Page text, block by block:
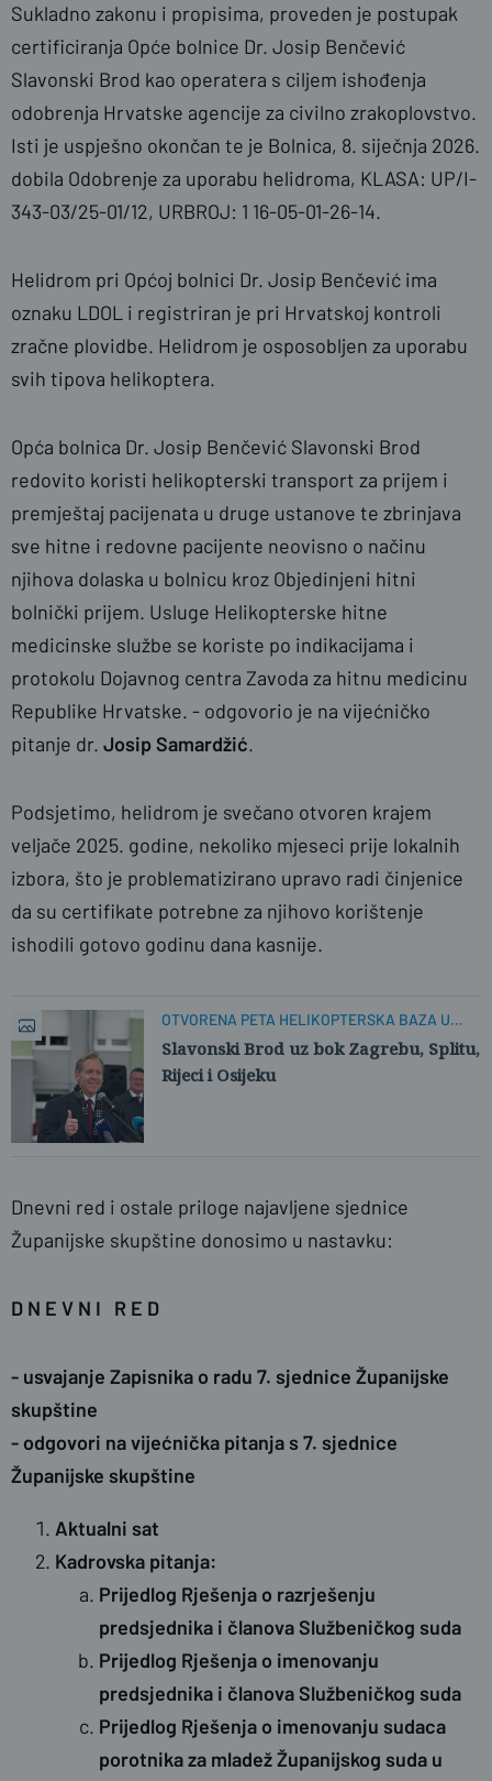
Sukladno zakonu i propisima, proveden je postupak
certificiranja Opće bolnice Dr. Josip Benčević
Slavonski Brod kao operatera s ciljem ishođenja
odobrenja Hrvatske agencije za civilno zrakoplovstvo.
Isti je uspješno okončan te je Bolnica, 8. siječnja 2026.
dobila Odobrenje za uporabu helidroma, KLASA: UP/I-
343-03/25-01/12, URBROJ: 1 16-05-01-26-14.
Helidrom pri Općoj bolnici Dr. Josip Benčević ima
oznaku LDOL i registriran je pri Hrvatskoj kontroli
zračne plovidbe. Helidrom je osposobljen za uporabu
svih tipova helikoptera.
Opća bolnica Dr. Josip Benčević Slavonski Brod
redovito koristi helikopterski transport za prijem i
premještaj pacijenata u druge ustanove te zbrinjava
sve hitne i redovne pacijente neovisno o načinu
njihova dolaska u bolnicu kroz Objedinjeni hitni
bolnički prijem. Usluge Helikopterske hitne
medicinske službe se koriste po indikacijama i
protokolu Dojavnog centra Zavoda za hitnu medicinu
Republike Hrvatske. - odgovorio je na vijećničko
pitanje dr. Josip Samardžić.
Podsjetimo, helidrom je svečano otvoren krajem
veljače 2025. godine, nekoliko mjeseci prije lokalnih
izbora, što je problematizirano upravo radi činjenice
da su certifikate potrebne za njihovo korištenje
ishodili gotovo godinu dana kasnije.
OTVORENA PETA HELIKOPTERSKA BAZA U
HRVATSKOJ
Slavonski Brod uz bok Zagrebu, Splitu,
Rijeci i Osijeku
Dnevni red i ostale priloge najavljene sjednice
Županijske skupštine donosimo u nastavku:
D N E V N I R E D
- usvajanje Zapisnika o radu 7. sjednice Županijske
skupštine
- odgovori na vijećnička pitanja s 7. sjednice
Županijske skupštine
Aktualni sat
Kadrovska pitanja:
Prijedlog Rješenja o razrješenju
predsjednika i članova Službeničkog suda
Prijedlog Rješenja o imenovanju
predsjednika i članova Službeničkog suda
Prijedlog Rješenja o imenovanju sudaca
porotnika za mladež Županijskog suda u